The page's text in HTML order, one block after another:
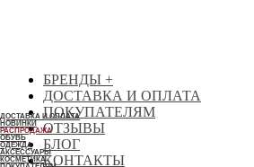
ДОСТАВКА И ОПЛАТА
НОВИНКИ
РАСПРОДАЖА
ОБУВЬ
ОДЕЖДА
АКСЕССУАРЫ
КОСМЕТИКА
БРЕНДЫ +
ДОСТАВКА И ОПЛАТА
ПОКУПАТЕЛЯМ
ОТЗЫВЫ
БЛОГ
КОНТАКТЫ